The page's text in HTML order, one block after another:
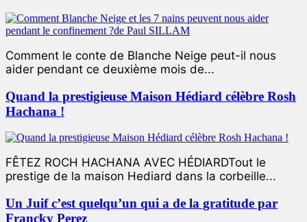
Comment le conte de Blanche Neige peut-il nous
aider pendant ce deuxième mois de...
Quand la prestigieuse Maison Hédiard célèbre Rosh
Hachana !
FÊTEZ ROCH HACHANA AVEC HÉDIARDTout le
prestige de la maison Hediard dans la corbeille...
Un Juif c’est quelqu’un qui a de la gratitude par
Francky Perez